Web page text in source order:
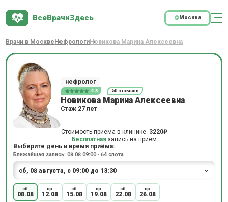
ВсеВрачиЗдесь Москва
Врачи в Москве Нефрологи Новикова Марина Алексеевна
нефролог
4.8 50 отзывов
Новикова Марина Алексеевна
Стаж 27 лет
Стоимость приема в клинике: 3220₽
Бесплатная запись на прием
Выберите день и время приёма:
Ближайшая запись: 08.08 09:00 · 64 слота
сб
08.08
ср
12.08
сб
15.08
ср
19.08
сб
22.08
ср
26.08